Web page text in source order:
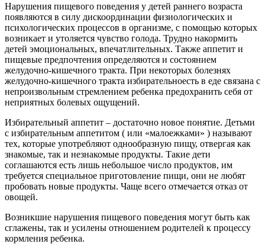
Нарушения пищевого поведения у детей раннего возраста
появляются в силу дискоординации физиологических и
психологических процессов в организме, с помощью которых
возникает и утоляется чувство голода. Трудно накормить
детей эмоциональных, впечатлительных. Также аппетит и
пищевые предпочтения определяются и состоянием
желудочно-кишечного тракта. При некоторых болезнях
желудочно-кишечного тракта избирательноесть в еде связана с
непроизвольным стремлением ребенка предохранить себя от
неприятных болевых ощущений.
Избирательный аппетит – достаточно новое понятие. Детьми
с избирательным аппетитом ( или «малоежками» ) называют
тех, которые употребляют однообразную пищу, отвергая как
знакомые, так и незнакомые продукты. Такие дети
соглашаются есть лишь небольшое число продуктов, им
требуется специальное приготовление пищи, они не любят
пробовать новые продукты. Чаще всего отмечается отказ от
овощей.
Возникшие нарушения пищевого поведения могут быть как
сглажены, так и усилены отношением родителей к процессу
кормления ребенка.